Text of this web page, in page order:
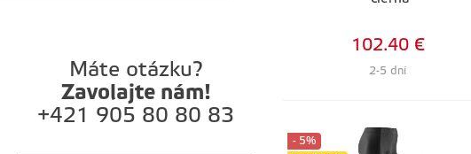
Máte otázku?
Zavolajte nám!
+421 905 80 80 83
2-5 dní
102.40 €
- 5%